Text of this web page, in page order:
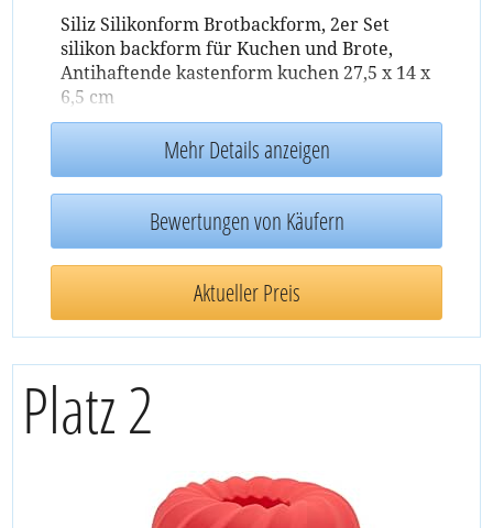
Siliz Silikonform Brotbackform, 2er Set
silikon backform für Kuchen und Brote,
Antihaftende kastenform kuchen 27,5 x 14 x
6,5 cm
Mehr Details anzeigen
Bewertungen von Käufern
Aktueller Preis
Platz 2